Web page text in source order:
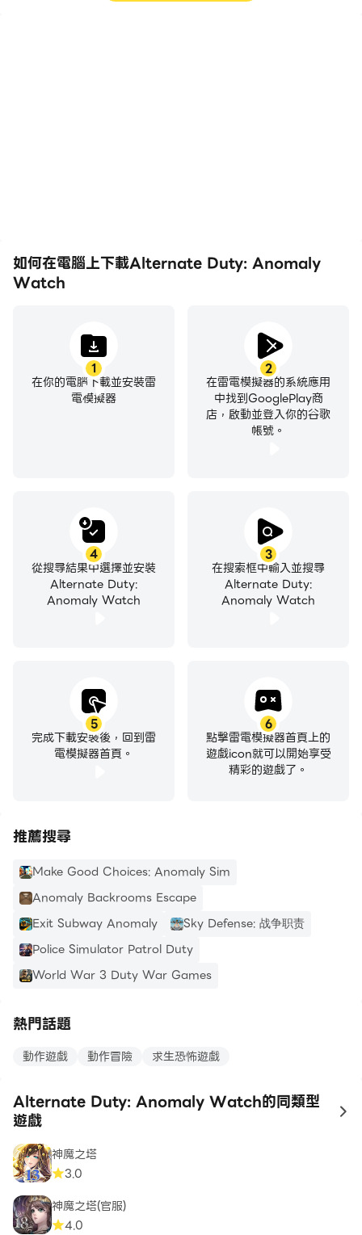
如何在電腦上下載Alternate Duty: Anomaly
Watch
1
在你的電腦下載並安裝雷
電模擬器
2
在雷電模擬器的系統應用
中找到GooglePlay商
店，啟動並登入你的谷歌
帳號。
3
在搜索框中輸入並搜尋
Alternate Duty:
Anomaly Watch
4
從搜尋結果中選擇並安裝
Alternate Duty:
Anomaly Watch
5
完成下載安裝後，回到雷
電模擬器首頁。
6
點擊雷電模擬器首頁上的
遊戲icon就可以開始享受
精彩的遊戲了。
推薦搜尋
Make Good Choices: Anomaly Sim
Anomaly Backrooms Escape
Exit Subway Anomaly
Sky Defense: 战争职责
Police Simulator Patrol Duty
World War 3 Duty War Games
熱門話題
動作遊戲 動作冒險 求生恐怖遊戲
Alternate Duty: Anomaly Watch的同類型
遊戲
to
神魔之塔
3.0
神魔之塔(官服)
4.0